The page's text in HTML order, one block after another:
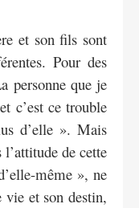
et son fils sont
Pour des
personne que je
c’est ce trouble
d’elle ». Mais
de cette
même », ne
vie et son destin,